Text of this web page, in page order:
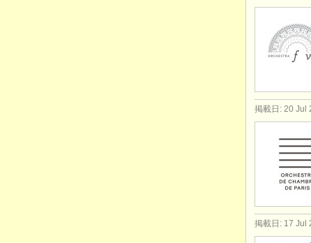
掲載日: 20 Jul
掲載日: 17 Jul